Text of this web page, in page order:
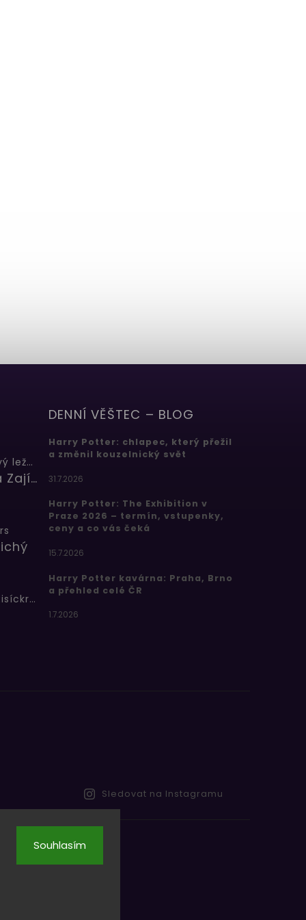
Souhlasím
Butterbeer: Máslový ležák
Barbora Zajícová
Bertíkovy fazolky tisíckrát jinak
DENNÍ VĚŠTEC – BLOG
Harry Potter: chlapec, který přežil
a změnil kouzelnický svět
31.7.2026
Harry Potter: The Exhibition v
Praze 2026 – termín, vstupenky,
ceny a co vás čeká
15.7.2026
Harry Potter kavárna: Praha, Brno
a přehled celé ČR
1.7.2026
Sledovat na Instagramu